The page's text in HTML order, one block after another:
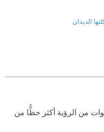
الديدان
من الرؤية أكثر حظًّا من